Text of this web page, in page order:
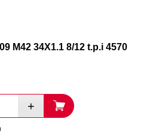
M42 34X1.1 8/12 t.p.i 4570